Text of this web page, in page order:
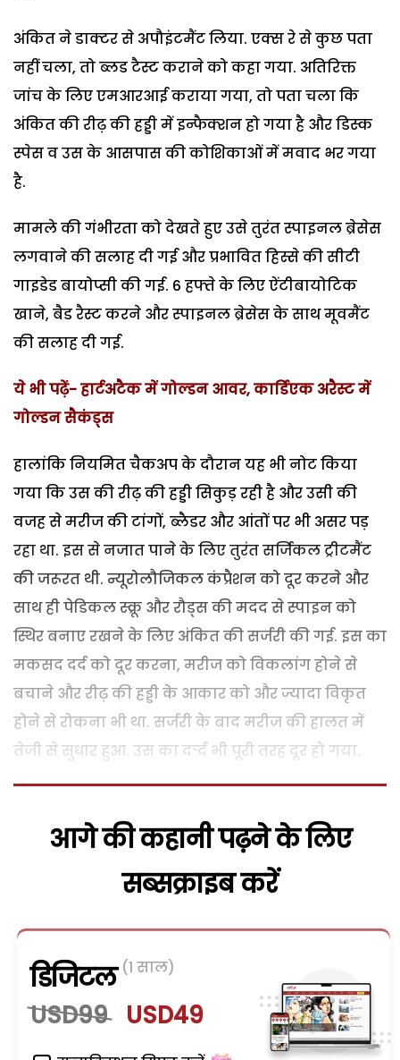
अंकित ने डाक्टर से अपौइंटमैंट लिया. एक्स रे से कुछ पता
नहीं चला, तो ब्लड टैस्ट कराने को कहा गया. अतिरिक्त
जांच के लिए एमआरआई कराया गया, तो पता चला कि
अंकित की रीढ़ की हड्डी में इन्फैक्शन हो गया है और डिस्क
स्पेस व उस के आसपास की कोशिकाओं में मवाद भर गया
है.
मामले की गंभीरता को देखते हुए उसे तुरंत स्पाइनल ब्रेसेस
लगवाने की सलाह दी गई और प्रभावित हिस्से की सीटी
गाइडेड बायोप्सी की गई. 6 हफ्ते के लिए ऐंटीबायोटिक
खाने, बैड रैस्ट करने और स्पाइनल ब्रेसेस के साथ मूवमैंट
की सलाह दी गई.
ये भी पढ़ें- हार्टअटैक में गोल्डन आवर, कार्डिएक अरैस्ट में
गोल्डन सैकंड्स
हालांकि नियमित चैकअप के दौरान यह भी नोट किया
गया कि उस की रीढ़ की हड्डी सिकुड़ रही है और उसी की
वजह से मरीज की टांगों, ब्लैडर और आंतों पर भी असर पड़
रहा था. इस से नजात पाने के लिए तुरंत सर्जिकल ट्रीटमैंट
की जरूरत थी. न्यूरोलौजिकल कंप्रैशन को दूर करने और
साथ ही पेडिकल स्क्रू और रौड्स की मदद से स्पाइन को
स्थिर बनाए रखने के लिए अंकित की सर्जरी की गई. इस का
मकसद दर्द को दूर करना, मरीज को विकलांग होने से
बचाने और रीढ़ की हड्डी के आकार को और ज्यादा विकृत
होने से रोकना भी था. सर्जरी के बाद मरीज की हालत में
तेजी से सुधार हुआ. उस का दर्र्द भी पूरी तरह दूर हो गया.
आगे की कहानी पढ़ने के लिए
सब्सक्राइब करें
डिजिटल (1 साल)
USD99 USD49